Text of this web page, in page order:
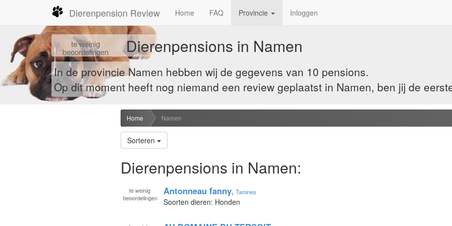
Dierenpension Review Home FAQ Provincie Inloggen
teweinig
beoordelingen Dierenpensions in Namen
In de provincie Namen hebben wij de gegevens van 10 pensions.
Op dit moment heeft nog niemand een review geplaatst in Namen, ben jij de
Home Namen
Sorteren
Dierenpensions in Namen:
te weinig
beoordelingen
Antonneau fanny, Tamines
Soorten dieren: Honden